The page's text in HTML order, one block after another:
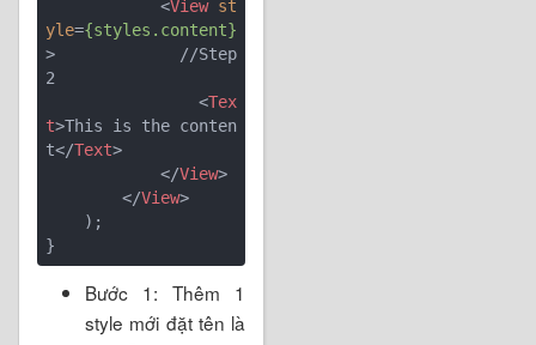
<View st
yle={styles.content}
>
            //Step
2
<Tex
t>This is the conten
t</Text>
</View>
</View>
Bước 1: Thêm 1
style mới đặt tên là